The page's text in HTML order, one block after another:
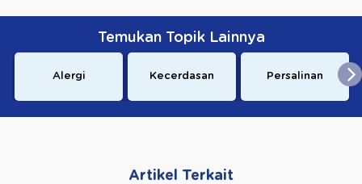
Temukan Topik Lainnya
Alergi Kecerdasan Persalinan
Artikel Terkait